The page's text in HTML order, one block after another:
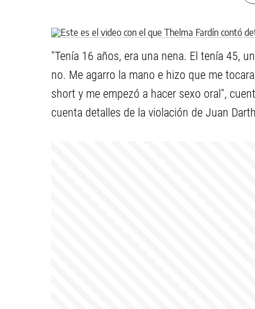
"Tenía 16 años, era una nena. El tenía 45,
no. Me agarro la mano e hizo que me
short y me empezó a hacer sexo oral",
cuenta detalles de la violación de Juan